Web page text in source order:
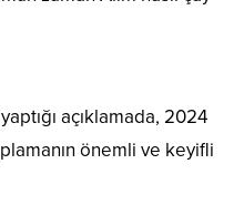
açıklamada, 2024
önemli ve keyifli